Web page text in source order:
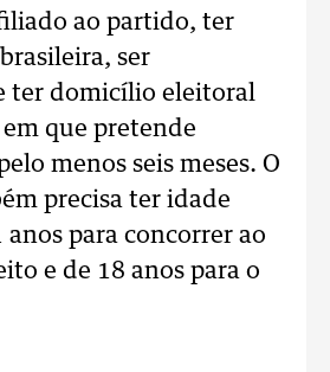
ao partido, ter
ser
ter domicílio eleitoral
que pretende
menos seis meses. O
precisa ter idade
para concorrer ao
e de 18 anos para o